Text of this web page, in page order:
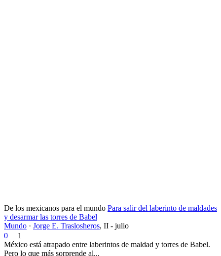
De los mexicanos para el mundo Para salir del laberinto de maldades
y desarmar las torres de Babel
Mundo · Jorge E. Traslosheros, II - julio
0
1
México está atrapado entre laberintos de maldad y torres de Babel.
Pero lo que más sorprende al...